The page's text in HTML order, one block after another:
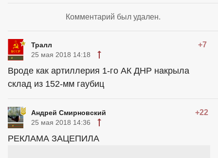
Комментарий был удален.
Тралл +7
25 мая 2018 14:18
Вроде как артиллерия 1-го АК ДНР накрыла
склад из 152-мм гаубиц
Андрей Смирновский +22
25 мая 2018 14:36
РЕКЛАМА ЗАЦЕПИЛА